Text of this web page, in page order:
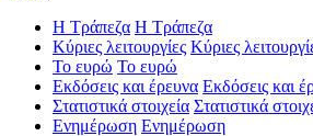
Η Τράπεζα Η Τράπεζα
Κύριες λειτουργίες Κύριες
Το ευρώ Το ευρώ
Εκδόσεις και έρευνα Εκδόσεις και
Στατιστικά στοιχεία Στατιστικά
Ενημέρωση Ενημέρωση